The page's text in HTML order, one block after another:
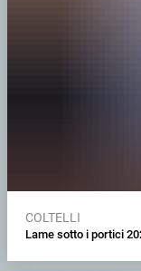
COLTELLI
Lame sotto i portici